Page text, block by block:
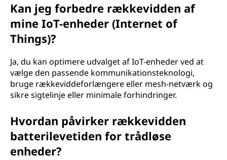
Kan jeg forbedre rækkevidden af
mine IoT-enheder (Internet of
Things)?
Ja, du kan optimere udvalget af IoT-enheder ved at
vælge den passende kommunikationsteknologi,
bruge rækkeviddeforlængere eller mesh-netværk og
sikre sigtelinje eller minimale forhindringer.
Hvordan påvirker rækkevidden
batterilevetiden for trådløse
enheder?